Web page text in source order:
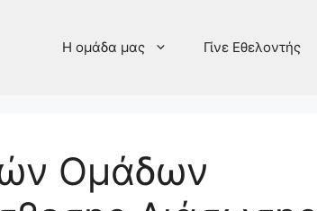
Η ομάδα μας Γίνε Εθελοντής
Ομάδων